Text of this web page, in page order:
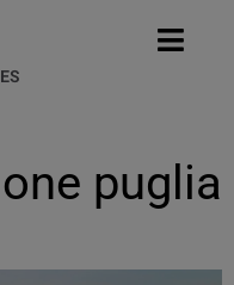
ES
puglia